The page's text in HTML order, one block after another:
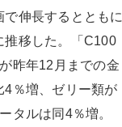
伸長するとともに
推移した。「C100
昨年12月までの金
4％増、ゼリー類が
タルは同4％増。